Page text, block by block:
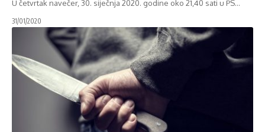
U četvrtak navečer, 30. siječnja 2020. godine oko 21,40 sati u PS…
31/01/2020